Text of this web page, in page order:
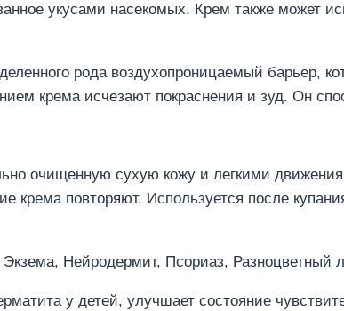
укусами насекомых. Крем также может
рода воздухопроницаемый барьер,
крема исчезают покраснения и зуд. Он
очищенную сухую кожу и легкими
крема повторяют. Используется после
Нейродермит, Псориаз, Разноцветный
у детей, улучшает состояние